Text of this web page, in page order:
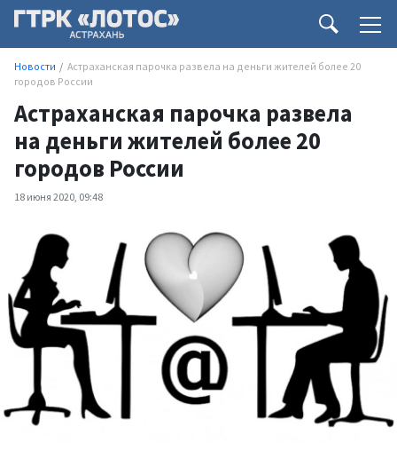
Новости
Астраханская парочка развела на деньги жителей более 20
городов России
Астраханская парочка развела
на деньги жителей более 20
городов России
18 июня 2020, 09:48